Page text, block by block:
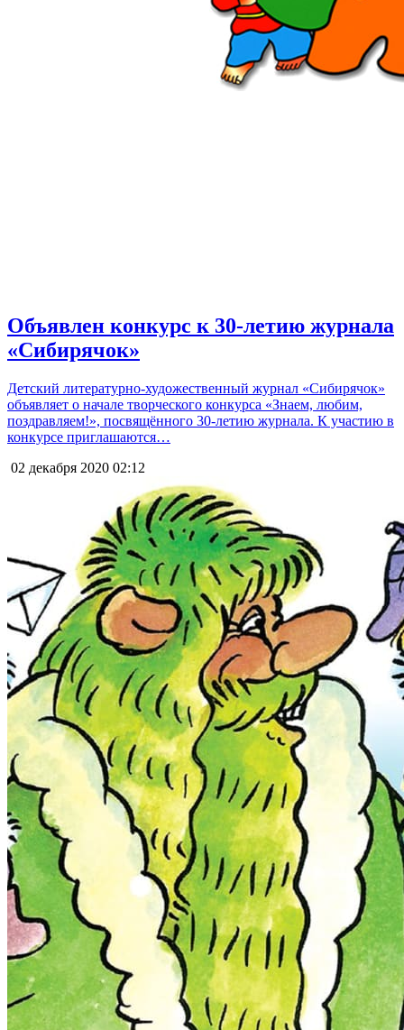
Объявлен конкурс к 30-летию журнала
«Сибирячок»
Детский литературно-художественный журнал «Сибирячок»
объявляет о начале творческого конкурса «Знаем, любим,
поздравляем!», посвящённого 30-летию журнала. К участию в
конкурсе приглашаются…
02 декабря 2020 02:12